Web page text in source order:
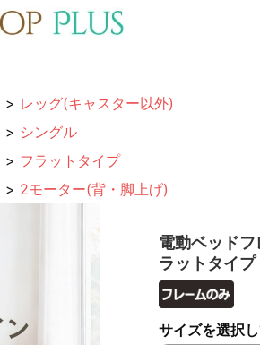
> レッグ(キャスター以外)
> シングル
> フラットタイプ
> 2モーター(背・脚上げ)
電動ベッド
ラットタイ
サイズを選択